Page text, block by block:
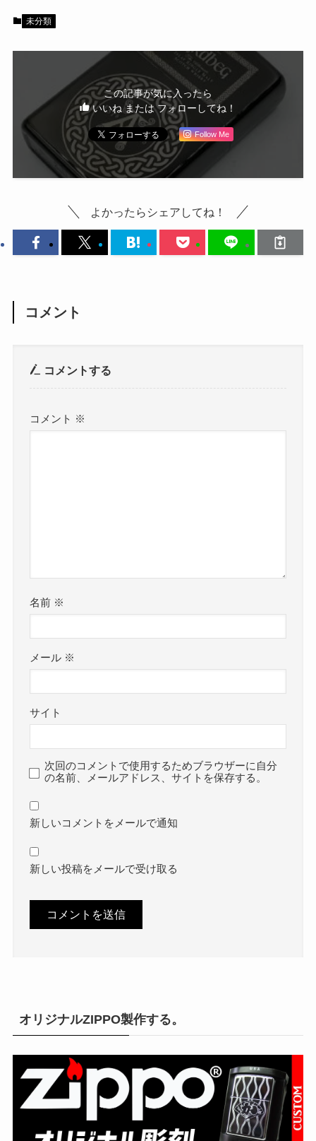
未分類
この記事が気に入ったら
いいね または フォローしてね！
Follow Me
よかったらシェアしてね！
コメント
コメントする
コメント ※
名前 ※
メール ※
サイト
次回のコメントで使用するためブラウザーに自分
の名前、メールアドレス、サイトを保存する。
新しいコメントをメールで通知
新しい投稿をメールで受け取る
オリジナルZIPPO製作する。